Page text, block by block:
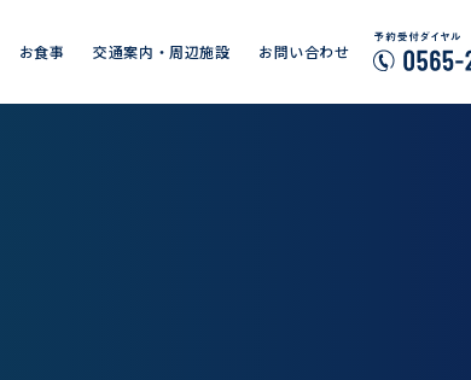
お食事 交通案内・周辺施設 お問い合わせ